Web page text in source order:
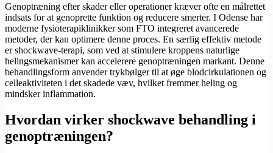
Genoptræning efter skader eller operationer kræver ofte en målrettet
indsats for at genoprette funktion og reducere smerter. I Odense har
moderne fysioterapiklinikker som FTO integreret avancerede
metoder, der kan optimere denne proces. En særlig effektiv metode
er shockwave-terapi, som ved at stimulere kroppens naturlige
helingsmekanismer kan accelerere genoptræningen markant. Denne
behandlingsform anvender trykbølger til at øge blodcirkulationen og
celleaktiviteten i det skadede væv, hvilket fremmer heling og
mindsker inflammation.
Hvordan virker shockwave behandling i
genoptræningen?